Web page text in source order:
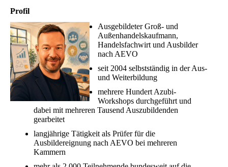
Profil
Ausgebildeter Groß- und
Außenhandelskaufmann,
Handelsfachwirt und Ausbilder
nach AEVO
seit 2004 selbstständig in der Aus-
und Weiterbildung
mehrere Hundert Azubi-
Workshops durchgeführt und
dabei mit mehreren Tausend Auszubildenden
gearbeitet
langjährige Tätigkeit als Prüfer für die
Ausbildereignung nach AEVO bei mehreren
Kammern